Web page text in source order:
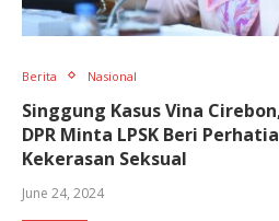
Berita Nasional
Singgung Kasus Vina
DPR Minta LPSK Beri
Kekerasan Seksual
June 24, 2024